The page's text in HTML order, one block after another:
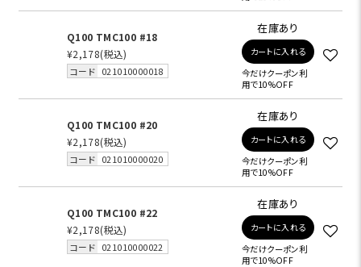
Q100 TMC100 #18
¥2,178(税込)
コード 021010000018
在庫あり
カートに入れる
今だけクーポン利
用で10%OFF
Q100 TMC100 #20
¥2,178(税込)
コード 021010000020
在庫あり
カートに入れる
今だけクーポン利
用で10%OFF
Q100 TMC100 #22
¥2,178(税込)
コード 021010000022
在庫あり
カートに入れる
今だけクーポン利
用で10%OFF